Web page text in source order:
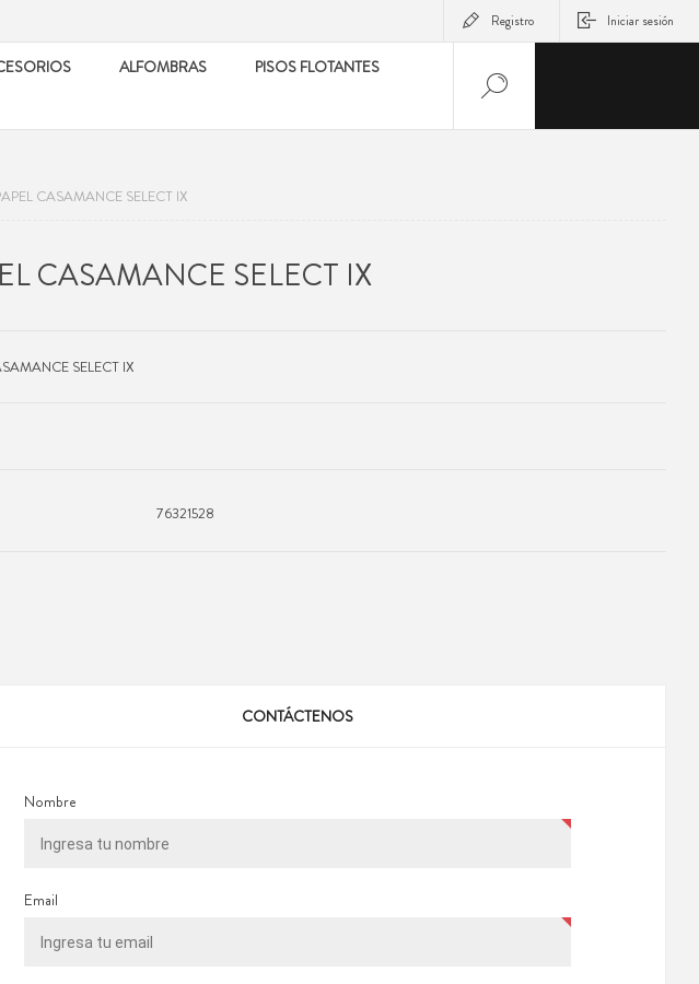
Registro Iniciar sesión
ALFOMBRAS
PISOS FLOTANTES
CASAMANCE SELECT IX
CASAMANCE SELECT IX
SELECT IX
76321528
CONTÁCTENOS
Nombre
Email